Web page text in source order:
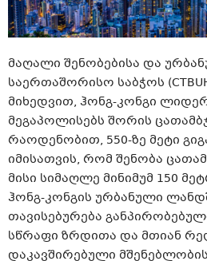
მაღალი შენობებისა და
საერთაშორისო საბჭოს
მიხედვით, ჰონგ-კონგი
მეგაპოლისებს შორის
რაოდენობით, 550-ზე მეტი
იმისათვის, რომ შენობა
მისი სიმაღლე მინიმუმ 150
ჰონგ-კონგის ურბანული
თავისებურება
სწრაფი ზრდითა და მთიან
დაკავშირებული